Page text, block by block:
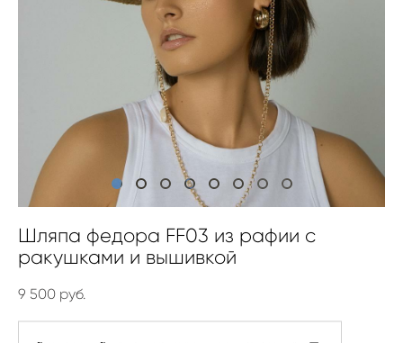
Шляпа федора FF03 из рафии с
ракушками и вышивкой
9 500 pуб.